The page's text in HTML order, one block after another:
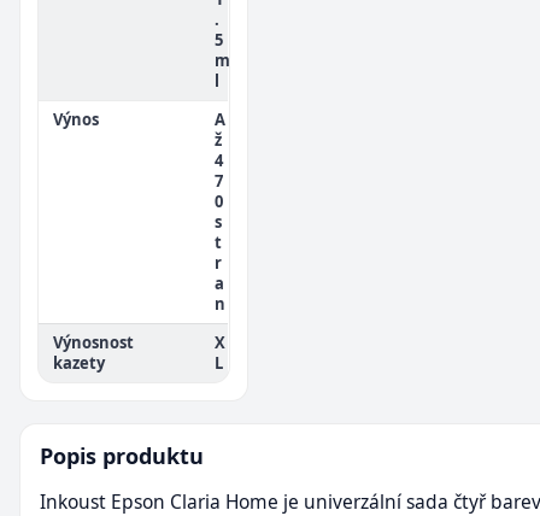
.
5
m
l
Výnos
A
ž
4
7
0
s
t
r
a
n
Výnosnost
kazety
X
L
Popis produktu
Inkoust Epson Claria Home je univerzální sada čtyř